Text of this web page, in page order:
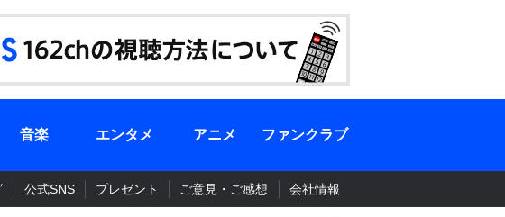
音楽 エンタメ アニメ ファンクラブ
公式SNS プレゼント ご意見・ご感想 会社情報